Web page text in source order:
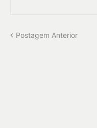
Postagem Anterior